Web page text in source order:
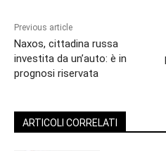
Previous article
Naxos, cittadina russa
investita da un’auto: è in
prognosi riservata
ARTICOLI CORRELATI